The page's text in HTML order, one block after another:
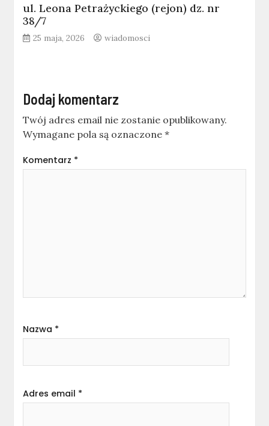
ul. Leona Petrażyckiego (rejon) dz. nr
38/7
25 maja, 2026 wiadomosci
Dodaj komentarz
Twój adres email nie zostanie opublikowany.
Wymagane pola są oznaczone*
Komentarz *
Nazwa *
Adres email *